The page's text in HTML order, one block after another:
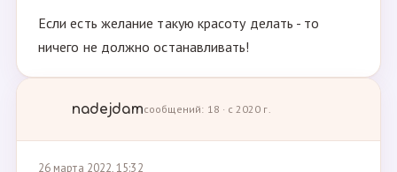
Если есть желание такую красоту делать - то
ничего не должно останавливать!
nadejdamсообщений: 18 · с 2020 г.
26 марта 2022, 15:32